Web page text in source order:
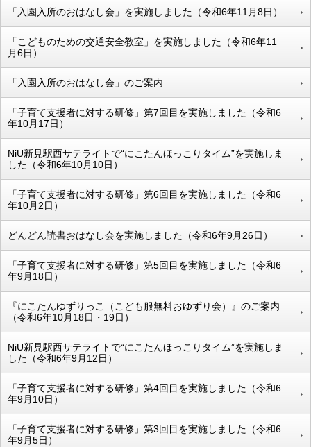
「入園入所のおはなし会」を実施しました（令和6年11月8日）
「こどものための交通安全教室」を実施しました（令和6年11
月6日）
「入園入所のおはなし会」のご案内
「子育て支援者に対する研修」第7回目を実施しました（令和6
年10月17日）
NiU新見駅西サテライトで“にこたんほっこりタイム”を実施しま
した（令和6年10月10日）
「子育て支援者に対する研修」第6回目を実施しました（令和6
年10月2日）
どんどん読書おはなし会を実施しました（令和6年9月26日）
「子育て支援者に対する研修」第5回目を実施しました（令和6
年9月18日）
『にこたんゆずりっこ（こども服無料おゆずり会）』のご案内
（令和6年10月18日・19日）
NiU新見駅西サテライトで“にこたんほっこりタイム”を実施しま
した（令和6年9月12日）
「子育て支援者に対する研修」第4回目を実施しました（令和6
年9月10日）
「子育て支援者に対する研修」第3回目を実施しました（令和6
年9月5日）